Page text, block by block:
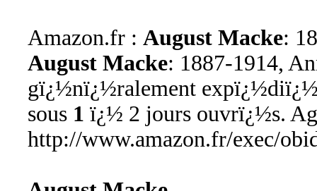
Amazon.fr : August Macke:
August Macke: 1887-1914,
gï¿½nï¿½ralement
sous 1 ï¿½ 2 jours ouvrï¿½s.
http://www.amazon.fr/exec/